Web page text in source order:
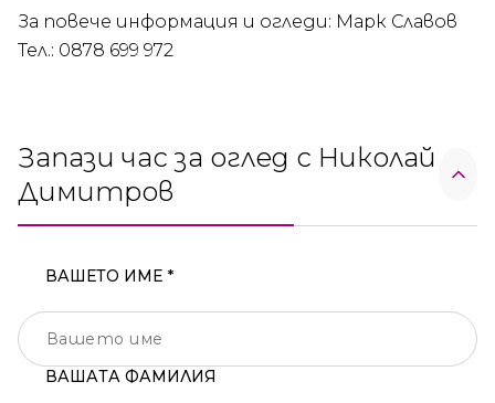
За повече информация и огледи: Марк Славов
Тел.: 0878 699 972
Запази час за оглед с Николай
Димитров
ВАШЕТО ИМЕ *
ВАШАТА ФАМИЛИЯ